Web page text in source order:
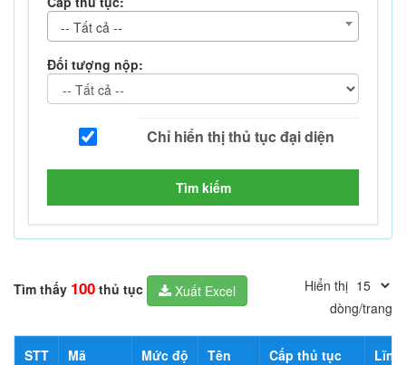
-- Tất cả --
Đối tượng nộp:
Tìm kiếm
Tìm thấy 100 thủ tục Xuất Excel
Hiển thị
dòng/trang
STT
Mã
Mức độ
Tên
Cấp thủ tục
Lĩnh